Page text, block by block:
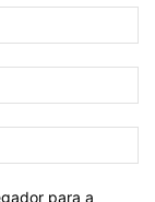
para a